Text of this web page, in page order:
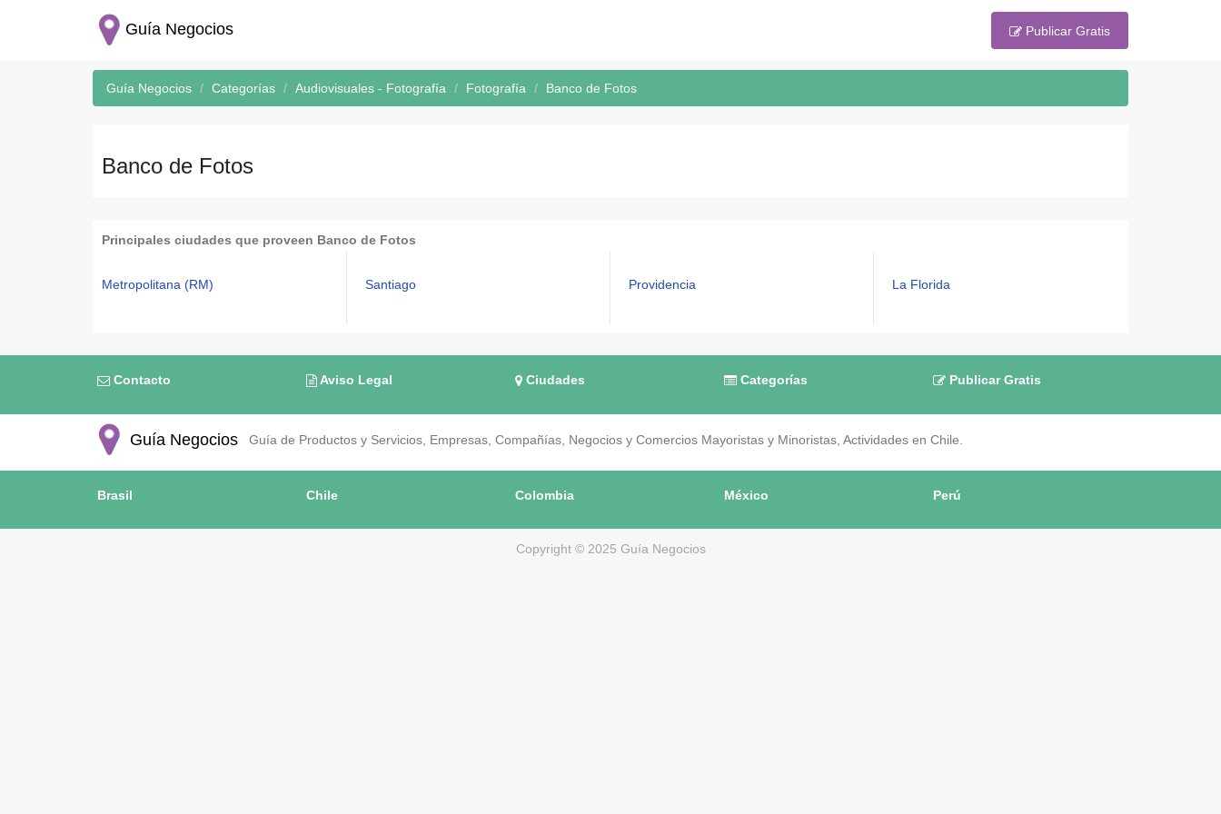
Guía Negocios Publicar Gratis
Guía Negocios Categorías Audiovisuales - Fotografía Fotografía Banco de Fotos
Banco de Fotos
Principales ciudades que proveen Banco de Fotos
Metropolitana (RM) Santiago Providencia La Florida
Contacto Aviso Legal Ciudades Categorías Publicar Gratis
Guía Negocios Guía de Productos y Servicios, Empresas, Compañías, Negocios y Comercios Mayoristas y Minoristas, Actividades en Chile.
Brasil Chile Colombia México Perú
Copyright © 2025 Guía Negocios